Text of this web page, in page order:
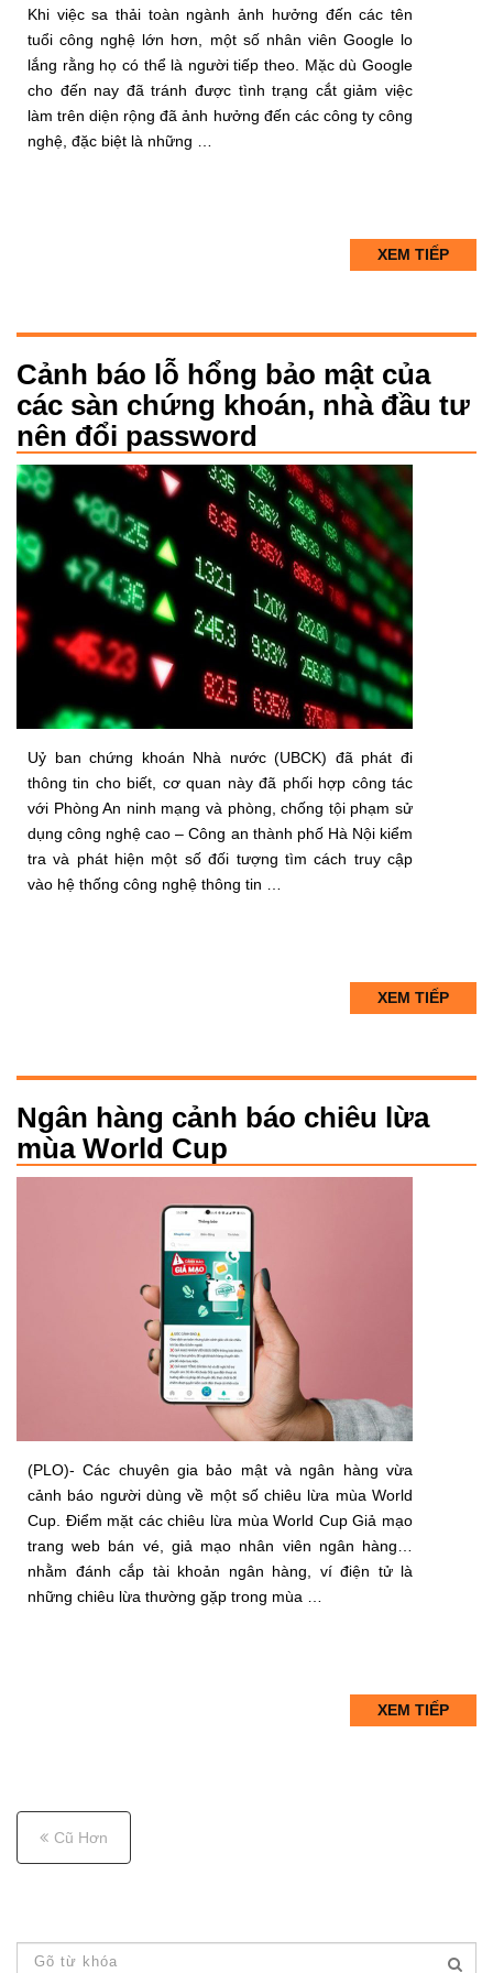
Khi việc sa thải toàn ngành ảnh hưởng đến các tên
tuổi công nghệ lớn hơn, một số nhân viên Google lo
lắng rằng họ có thể là người tiếp theo. Mặc dù Google
cho đến nay đã tránh được tình trạng cắt giảm việc
làm trên diện rộng đã ảnh hưởng đến các công ty công
nghệ, đặc biệt là những …
XEM TIẾP
Cảnh báo lỗ hổng bảo mật của
các sàn chứng khoán, nhà đầu tư
nên đổi password
Uỷ ban chứng khoán Nhà nước (UBCK) đã phát đi
thông tin cho biết, cơ quan này đã phối hợp công tác
với Phòng An ninh mạng và phòng, chống tội phạm sử
dụng công nghệ cao – Công an thành phố Hà Nội kiểm
tra và phát hiện một số đối tượng tìm cách truy cập
vào hệ thống công nghệ thông tin …
XEM TIẾP
Ngân hàng cảnh báo chiêu lừa
mùa World Cup
(PLO)- Các chuyên gia bảo mật và ngân hàng vừa
cảnh báo người dùng về một số chiêu lừa mùa World
Cup. Điểm mặt các chiêu lừa mùa World Cup Giả mạo
trang web bán vé, giả mạo nhân viên ngân hàng…
nhằm đánh cắp tài khoản ngân hàng, ví điện tử là
những chiêu lừa thường gặp trong mùa …
XEM TIẾP
P
s
Cũ Hơn